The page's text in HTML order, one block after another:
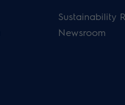
Sustainability
Newsroom